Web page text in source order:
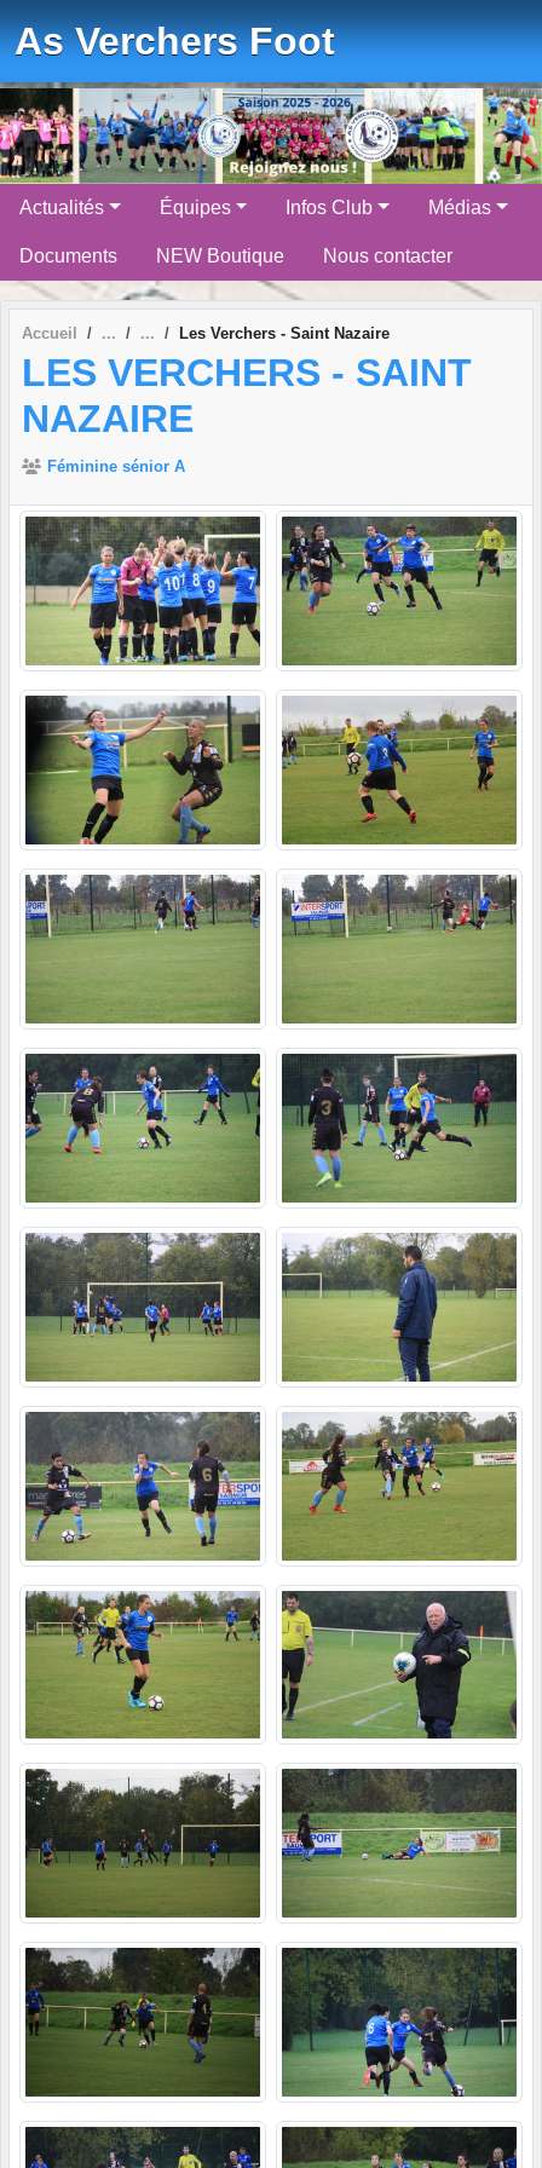
As Verchers Foot
Actualités Équipes Infos Club Médias
Documents NEW Boutique Nous contacter
Accueil Les Verchers - Saint Nazaire
LES VERCHERS - SAINT
NAZAIRE
Féminine sénior A